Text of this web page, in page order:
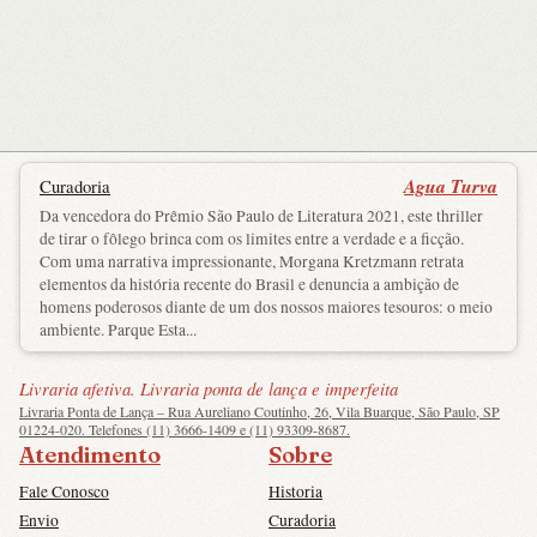
Curadoria Agua Turva
Da vencedora do Prêmio São Paulo de Literatura 2021, este thriller
de tirar o fôlego brinca com os limites entre a verdade e a ficção.
Com uma narrativa impressionante, Morgana Kretzmann retrata
elementos da história recente do Brasil e denuncia a ambição de
homens poderosos diante de um dos nossos maiores tesouros: o meio
ambiente. Parque Esta...
Livraria afetiva. Livraria ponta de lança e imperfeita
Livraria Ponta de Lança – Rua Aureliano Coutinho, 26, Vila Buarque, São Paulo, SP
01224-020. Telefones (11) 3666-1409 e (11) 93309-8687.
Atendimento
Fale Conosco
Envio
Sobre
Historia
Curadoria